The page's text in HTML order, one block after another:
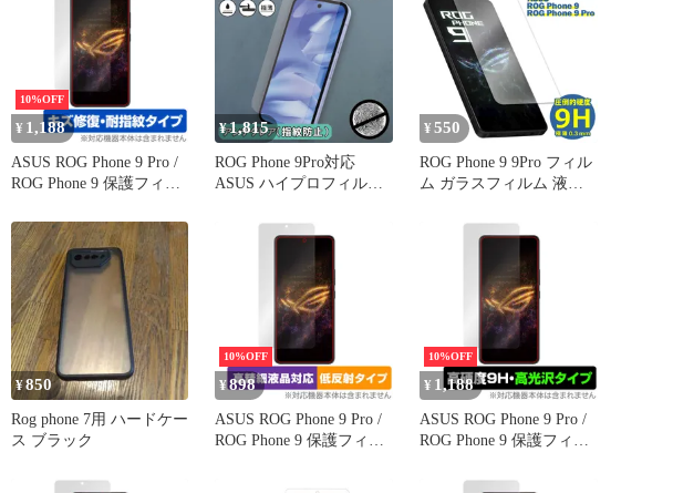
ルス 高光沢
本旭硝子製】硬度9H 耐
衝撃 高透過率 気泡 飛散
防止 撥水撥油
10%OFF
¥ 1,188
ASUS ROG Phone 9 Pro /
ROG Phone 9 保護フィル
OverLay Magic for エイス
ース 傷修復 耐指紋 指紋
防止 コーティング
¥1,815
ROG Phone 9Pro対応
ASUS ハイプロフィルム
¥ 550
ROG Phone 9 9Pro フィル
ム ガラスフィルム 液晶
ロ SIMフリー ガラス 保
護フィルム 保護シート
保護ガラス 保護シール
フィルム シート 強化ガ
ラス 強化ガラスフィルム
硬度9H 飛散防止 ガラス
ケース
¥850
Rog phone 7用 ハードケー
ス ブラック
10%OFF
¥898
ASUS ROG Phone 9 Pro /
ROG Phone 9 保護フィル
10%OFF
¥ 1,188
ASUS ROG Phone 9 Pro /
ROG Phone 9 保護フィル
OverLay 9H Brilliant for